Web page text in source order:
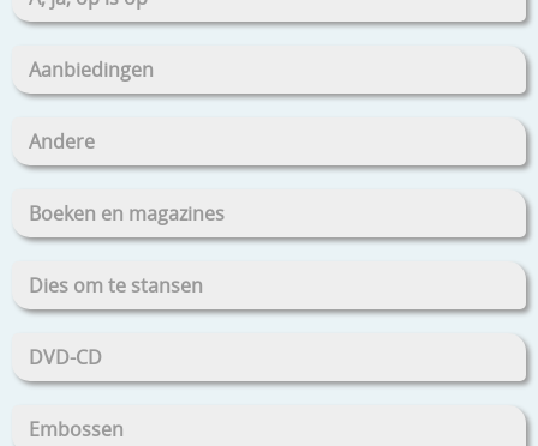
Aanbiedingen
Andere
Boeken en magazines
Dies om te stansen
DVD-CD
Embossen